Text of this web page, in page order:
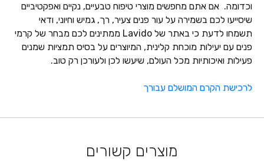
וכדומה. אם אתם מחפשים מוצרי טיפוח טבעיים, נקיים ואפקטיביים
שיסייעו לכם בשמירה על עור פנים צעיר, רך, גמיש וחיוני, ודאי
תשמחו לדעת כי באתר של Lavido ממתינים לכם מבחר של קרמי
פנים עם יעילות מוכחת קלינית, המיוצרים על בסיס תמציות שמנים
פעילות ואיכותיות מכל העולם, שיעשו לכן ולעורכן רק טוב.
לרכישת הקרם המושלם עבורך
מוצרים קשורים